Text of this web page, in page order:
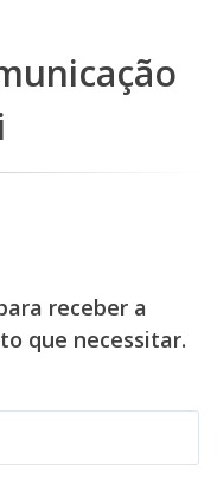
receber a
que necessitar.